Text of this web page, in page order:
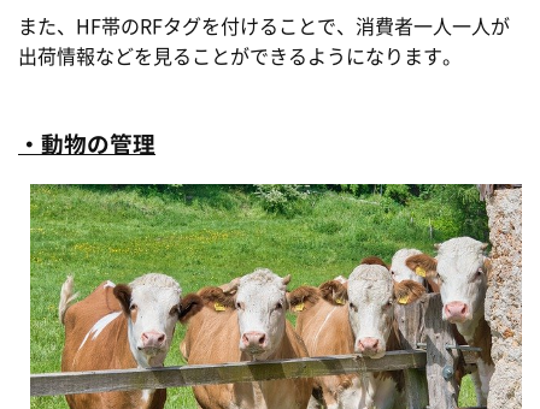
また、HF帯のRFタグを付けることで、消費者一人一人が
出荷情報などを見ることができるようになります。
・動物の管理